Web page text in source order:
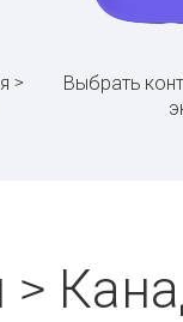
>
Выбрать
>